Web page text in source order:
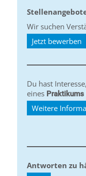
Wir suchen
Jetzt bewerben
Du hast
eines Praktikums
Weitere
Antworten zu